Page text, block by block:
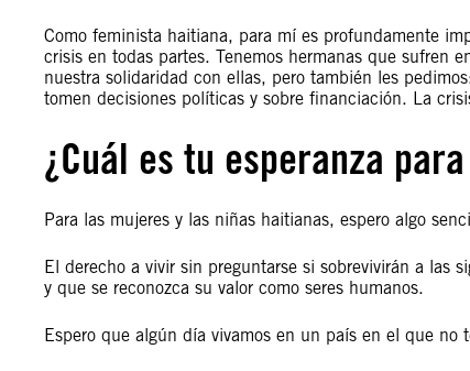
Como feminista haitiana, para mí es profundamente
crisis en todas partes. Tenemos hermanas que sufren
nuestra solidaridad con ellas, pero también les
tomen decisiones políticas y sobre financiación. La
¿Cuál es tu esperanza
Para las mujeres y las niñas haitianas, espero algo
El derecho a vivir sin preguntarse si sobrevivirán a las
y que se reconozca su valor como seres humanos.
Espero que algún día vivamos en un país en el que